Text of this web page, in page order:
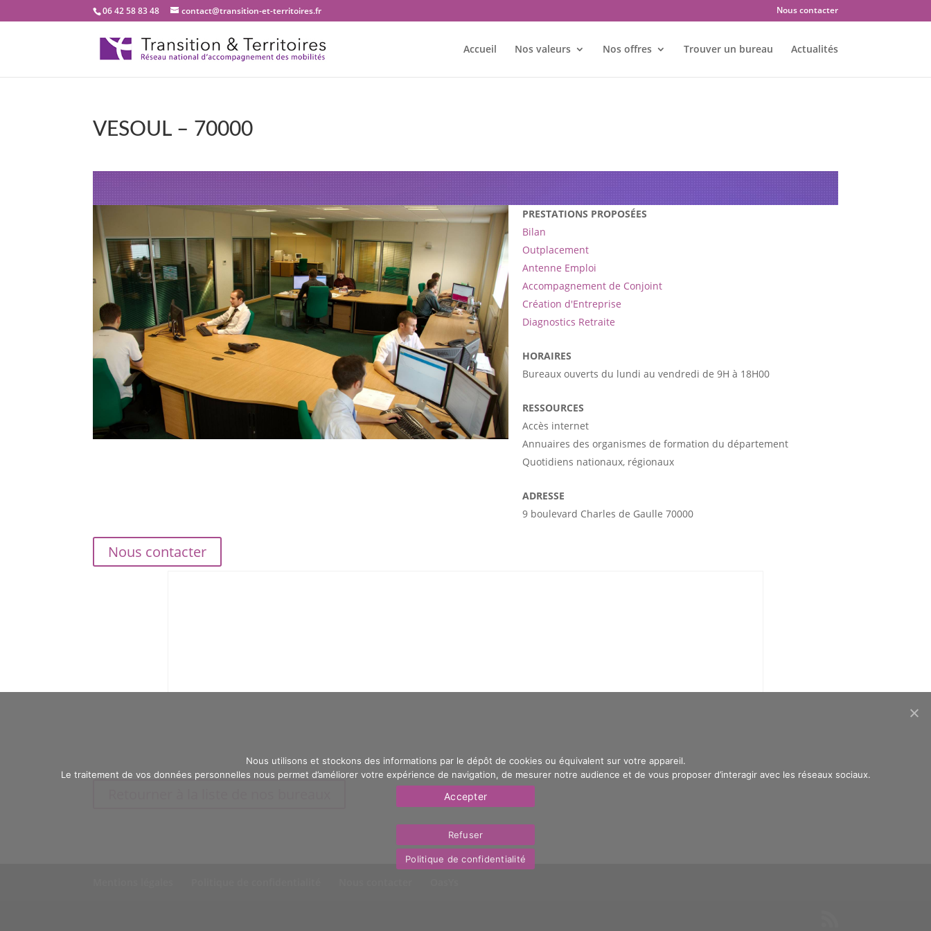
06 42 58 83 48 contact@transition-et-territoires.fr Nous contacter
Accueil Nos valeurs Nos offres Trouver un bureau Actualités
VESOUL – 70000
Bienvenue dans notre bureau Transition et territoires : VESOUL – 70000
PRESTATIONS PROPOSÉES
Bilan
Outplacement
Antenne Emploi
Accompagnement de Conjoint
Création d'Entreprise
Diagnostics Retraite
HORAIRES
Bureaux ouverts du lundi au vendredi de 9H à 18H00
RESSOURCES
Accès internet
Annuaires des organismes de formation du département
Quotidiens nationaux, régionaux
ADRESSE
9 boulevard Charles de Gaulle 70000
Nous contacter
Nous utilisons et stockons des informations par le dépôt de cookies ou équivalent sur votre appareil.
Le traitement de vos données personnelles nous permet d’améliorer votre expérience de navigation, de mesurer notre audience et de vous proposer d’interagir avec les réseaux sociaux.
Accepter
Refuser
Politique de confidentialité